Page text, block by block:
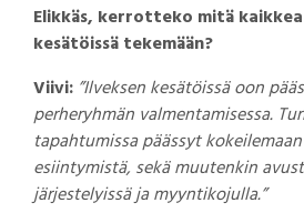
Elikkäs, kerrotteko mitä
kesätöissä tekemään?
Viivi: ”Ilveksen kesätöissä oon
perheryhmän valmentamisessa.
tapahtumissa päässyt
esiintymistä, sekä muutenkin
järjestelyissä ja myyntikojulla.”